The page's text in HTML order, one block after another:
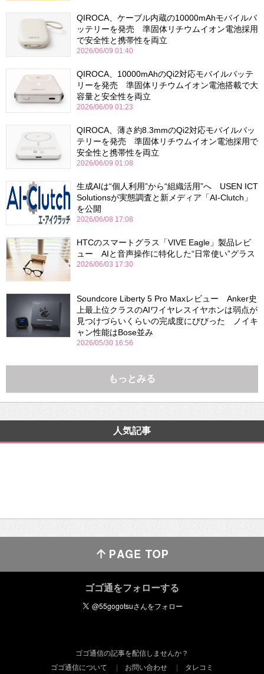
QIROCA、ケーブル内蔵の10000mAhモバイルバ
ッテリーを発売 準固体リチウムイオン電池採用
で安全性と携帯性を両立
2026/06/09 01:40
QIROCA、10000mAhのQi2対応モバイルバッテ
リーを発売 準固体リチウムイオン電池搭載で大
容量と安全性を両立
2026/06/09 01:23
QIROCA、薄さ約8.3mmのQi2対応モバイルバッ
テリーを発売 準固体リチウムイオン電池採用で
安全性と携帯性を両立
2026/06/09 01:08
生成AIは“個人利用”から“組織活用”へ USEN ICT
Solutionsが実態調査と新メディア「AI-Clutch」
を公開
2026/06/08 17:08
HTCのスマートグラス「VIVE Eagle」製品レビ
ュー AIと音声操作に特化した“日常使い”グラス
2026/06/03 17:30
Soundcore Liberty 5 Pro Maxレビュー Anker史
上最上位クラスのAIワイヤレスイヤホンは弱点が
見つけづらいくらいの完成度にびびった ノイキ
ャン性能はBose並み
2026/05/30 16:56
もっとみる
人気記事
ゴゴ通をフォローする
ゴゴ通信の記事を配信しませんか？
ゴゴ通信について
お問い合わせ タレコミ